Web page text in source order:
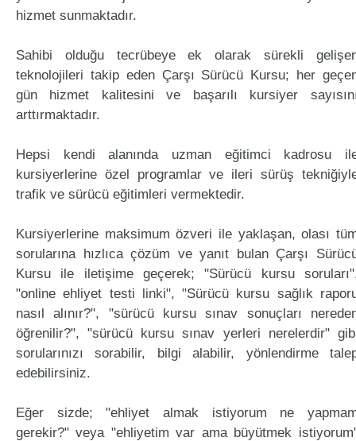
hizmet sunmaktadır.
Sahibi olduğu tecrübeye ek olarak sürekli
teknolojileri takip eden Çarşı Sürücü Kursu; her
gün hizmet kalitesini ve başarılı kursiyer
arttırmaktadır.
Hepsi kendi alanında uzman eğitimci kadrosu
kursiyerlerine özel programlar ve ileri sürüş
trafik ve sürücü eğitimleri vermektedir.
Kursiyerlerine maksimum özveri ile yaklaşan, olası
sorularına hızlıca çözüm ve yanıt bulan Çarşı
Kursu ile iletişime geçerek; "Sürücü kursu
"online ehliyet testi linki", "Sürücü kursu sağlık
nasıl alınır?", "sürücü kursu sınav sonuçları
öğrenilir?", "sürücü kursu sınav yerleri nerelerdir"
sorularınızı sorabilir, bilgi alabilir, yönlendirme
edebilirsiniz.
Eğer sizde; "ehliyet almak istiyorum ne
gerekir?" veya "ehliyetim var ama büyütmek